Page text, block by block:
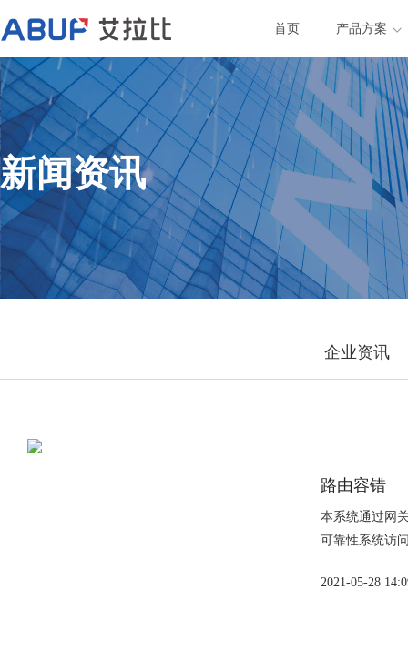
首页 产品方案
新闻资讯
企业资讯
路由容错
本系统通过网
可靠性系统访
2021-05-28